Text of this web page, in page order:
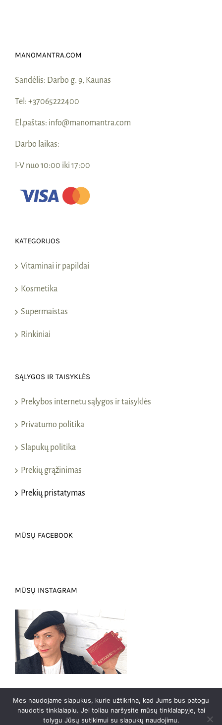
MANOMANTRA.COM
Sandėlis: Darbo g. 9, Kaunas
Tel: +37065222400
El.paštas: info@manomantra.com
Darbo laikas:
I-V nuo 10:00 iki 17:00
KATEGORIJOS
Vitaminai ir papildai
Kosmetika
Supermaistas
Rinkiniai
SĄLYGOS IR TAISYKLĖS
Prekybos internetu sąlygos ir taisyklės
Privatumo politika
Slapukų politika
Prekių grąžinimas
Prekių pristatymas
MŪSŲ FACEBOOK
MŪSŲ INSTAGRAM
2023 m. @ Visos teises saugomos Manomantra.com |E-sprendimai
0
Mes naudojame slapukus, kurie užtikrina, kad Jums bus patogu
naudotis tinklalapiu. Jei toliau naršysite mūsų tinklalapyje, tai
tolygu Jūsų sutikimui su slapukų naudojimu.